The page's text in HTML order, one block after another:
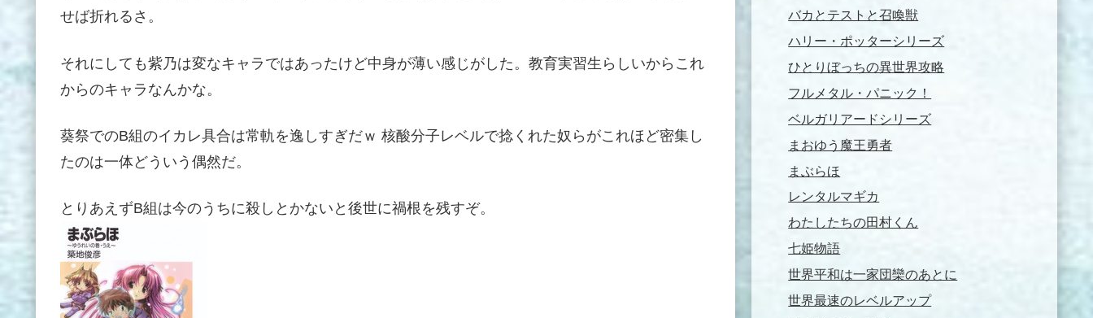
せば折れるさ。
それにしても紫乃は変なキャラではあったけど中身が薄い感じがした。教育実習生らしいからこれ
からのキャラなんかな。
葵祭でのB組のイカレ具合は常軌を逸しすぎだｗ 核酸分子レベルで捻くれた奴らがこれほど密集し
たのは一体どういう偶然だ。
とりあえずB組は今のうちに殺しとかないと後世に禍根を残すぞ。
バカとテストと召喚獣
ハリー・ポッターシリーズ
ひとりぼっちの異世界攻略
フルメタル・パニック！
ベルガリアードシリーズ
まおゆう魔王勇者
まぶらほ
レンタルマギカ
わたしたちの田村くん
七姫物語
世界平和は一家団欒のあとに
世界最速のレベルアップ